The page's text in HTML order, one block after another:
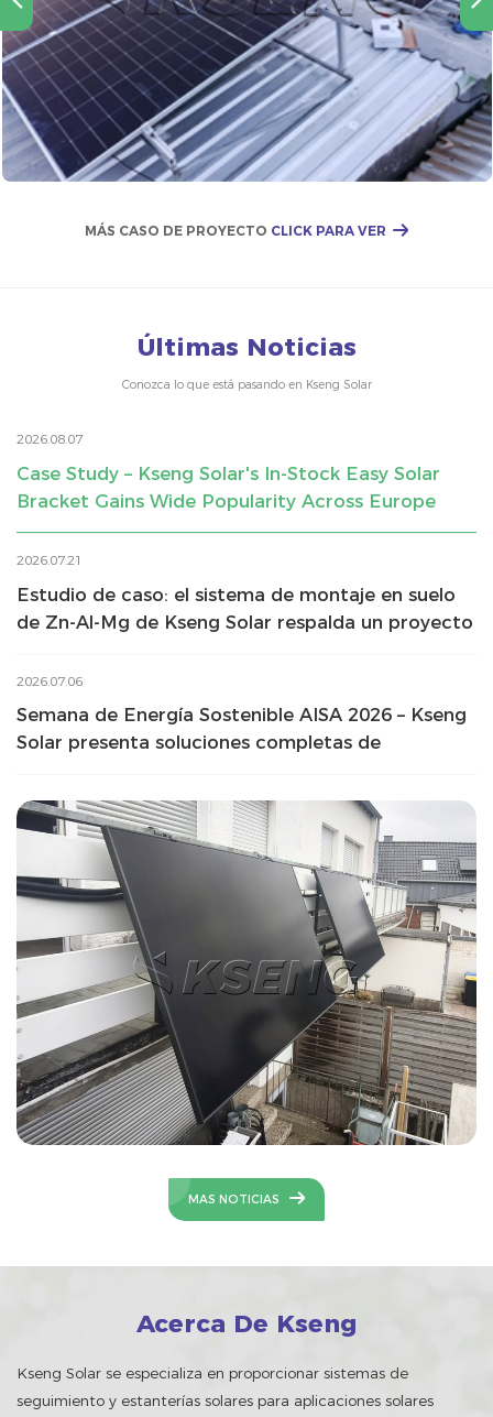
MÁS CASO DE PROYECTO CLICK PARA VER
Últimas Noticias
Conozca lo que está pasando en Kseng Solar
2026.08.07
Case Study – Kseng Solar's In-Stock Easy Solar
Bracket Gains Wide Popularity Across Europe
2026.07.21
Estudio de caso: el sistema de montaje en suelo
de Zn-Al-Mg de Kseng Solar respalda un proyecto
2026.07.06
Semana de Energía Sostenible AISA 2026 – Kseng
Solar presenta soluciones completas de
Tailandia
MAS NOTICIAS
Acerca De Kseng
Kseng Solar se especializa en proporcionar sistemas de
seguimiento y estanterías solares para aplicaciones solares